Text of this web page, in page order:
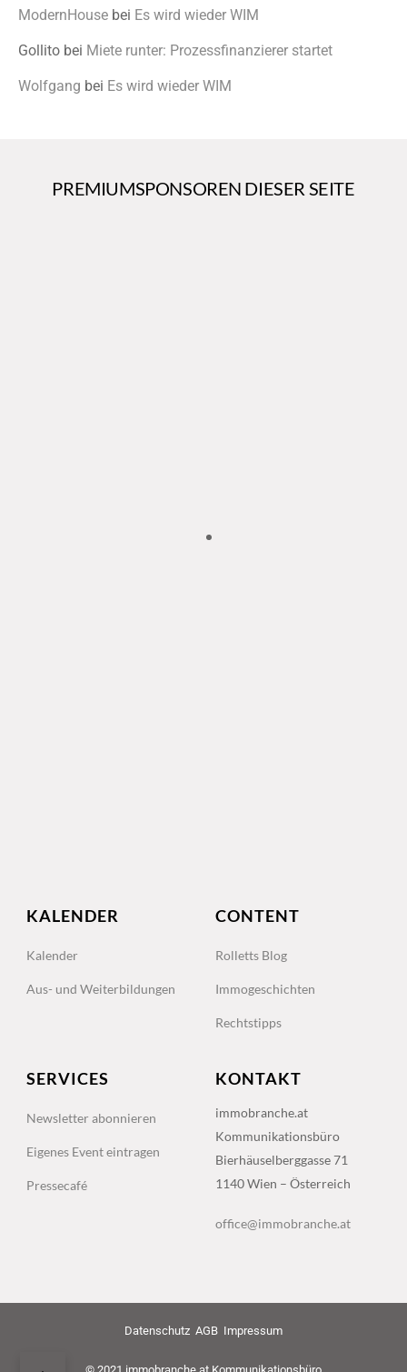
ModernHouse bei Es wird wieder WIM
Gollito bei Miete runter: Prozessfinanzierer startet
Wolfgang bei Es wird wieder WIM
PREMIUMSPONSOREN DIESER SEITE
KALENDER
Kalender
Aus- und Weiterbildungen
CONTENT
Rolletts Blog
Immogeschichten
Rechtstipps
SERVICES
Newsletter abonnieren
Eigenes Event eintragen
Pressecafé
KONTAKT
immobranche.at
Kommunikationsbüro
Bierhäuselberggasse 71
1140 Wien – Österreich
office@immobranche.at
Datenschutz AGB Impressum